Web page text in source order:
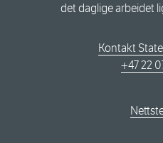
det daglige arbeidet
Kontakt
+47 22